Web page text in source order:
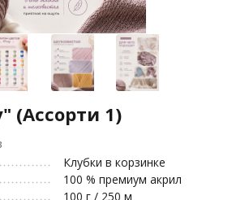
(Ассорти 1)
Клубки в корзинке
100 % премиум акрил
100 г / 250 м